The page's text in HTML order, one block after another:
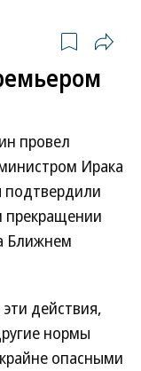
провел
Ирака
прекращении
Ближнем
действия,
нормы
опасными